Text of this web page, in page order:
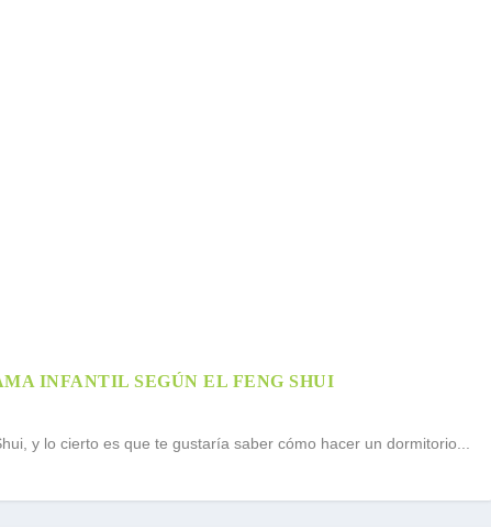
INFANTIL SEGÚN EL FENG SHUI
y lo cierto es que te gustaría saber cómo hacer un dormitorio...